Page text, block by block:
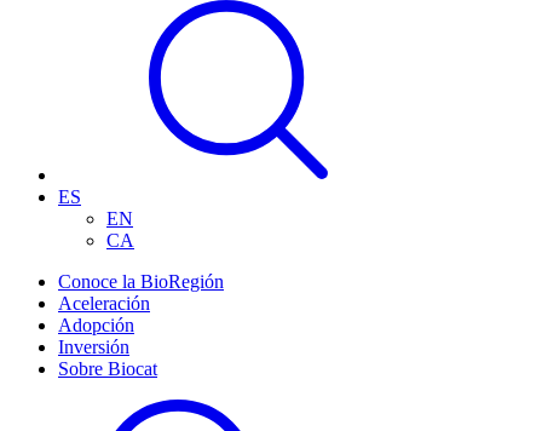
ES
EN
CA
Conoce la BioRegión
Aceleración
Adopción
Inversión
Sobre Biocat